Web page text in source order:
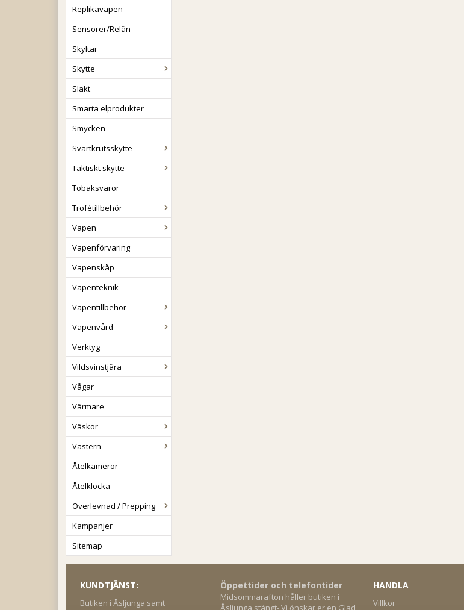
Replikavapen
Sensorer/Relän
Skyltar
Skytte
Slakt
Smarta elprodukter
Smycken
Svartkrutsskytte
Taktiskt skytte
Tobaksvaror
Trofétillbehör
Vapen
Vapenförvaring
Vapenskåp
Vapenteknik
Vapentillbehör
Vapenvård
Verktyg
Vildsvinstjära
Vågar
Värmare
Väskor
Västern
Åtelkameror
Åtelklocka
Överlevnad / Prepping
Kampanjer
Sitemap
KUNDTJÄNST:
Butiken i Åsljunga samt
Öppettider och telefontider
Midsommarafton håller butiken i
Åsljunga stängt- Vi önskar er en Glad
HANDLA
Villkor